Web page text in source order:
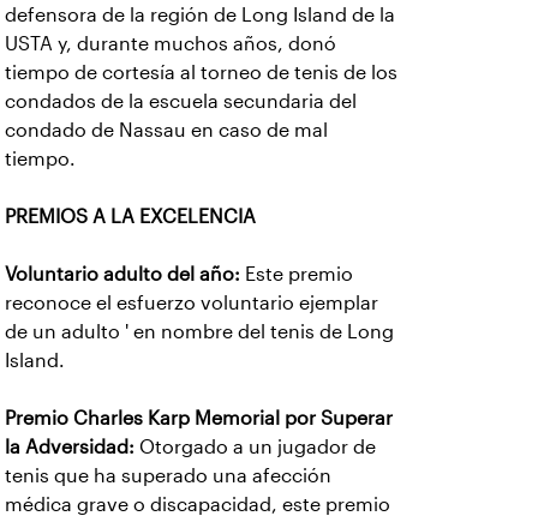
defensora de la región de Long Island de la
USTA y, durante muchos años, donó
tiempo de cortesía al torneo de tenis de los
condados de la escuela secundaria del
condado de Nassau en caso de mal
tiempo.
PREMIOS A LA EXCELENCIA
Voluntario adulto del año: Este premio
reconoce el esfuerzo voluntario ejemplar
de un adulto ' en nombre del tenis de Long
Island.
Premio Charles Karp Memorial por Superar
la Adversidad: Otorgado a un jugador de
tenis que ha superado una afección
médica grave o discapacidad, este premio